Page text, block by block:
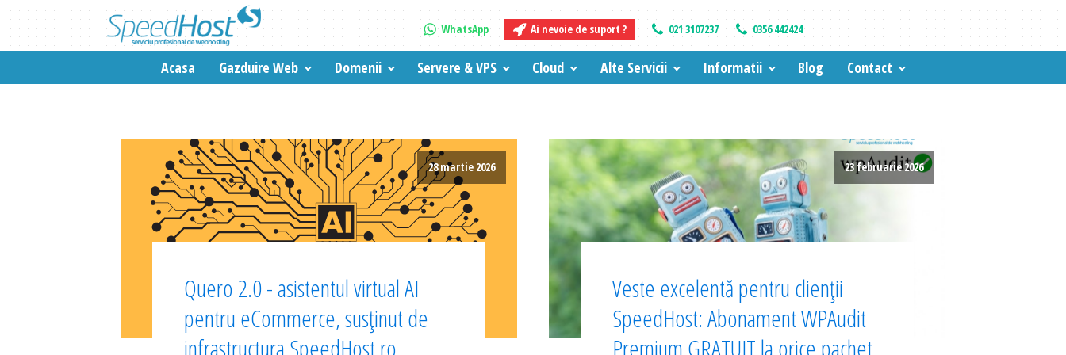
WhatsApp Ai nevoie de suport ? 021 3107237 0356 442424
Acasa Gazduire Web Domenii Servere & VPS Cloud Alte Servicii Informatii Blog Contact
28 martie 2026
Quero 2.0 - asistentul virtual AI
pentru eCommerce, susținut de
infrastructura SpeedHost.ro
23 februarie 2026
Veste excelentă pentru clienții
SpeedHost: Abonament WPAudit
Premium GRATUIT la orice pachet